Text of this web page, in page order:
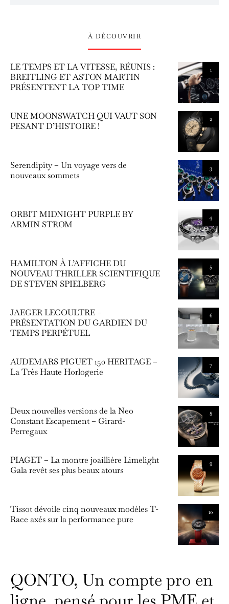
À DÉCOUVRIR
1
LE TEMPS ET LA VITESSE, RÉUNIS :
BREITLING ET ASTON MARTIN
PRÉSENTENT LA TOP TIME
2
UNE MOONSWATCH QUI VAUT SON
PESANT D’HISTOIRE !
3
Serendipity – Un voyage vers de
nouveaux sommets
4
ORBIT MIDNIGHT PURPLE BY
ARMIN STROM
5
HAMILTON À L’AFFICHE DU
NOUVEAU THRILLER SCIENTIFIQUE
DE STEVEN SPIELBERG
6
JAEGER LECOULTRE –
PRÉSENTATION DU GARDIEN DU
TEMPS PERPÉTUEL
7
AUDEMARS PIGUET 150 HERITAGE –
La Très Haute Horlogerie
8
Deux nouvelles versions de la Neo
Constant Escapement – Girard-
Perregaux
9
PIAGET – La montre joaillière Limelight
Gala revêt ses plus beaux atours
10
Tissot dévoile cinq nouveaux modèles T-
Race axés sur la performance pure
QONTO, Un compte pro en